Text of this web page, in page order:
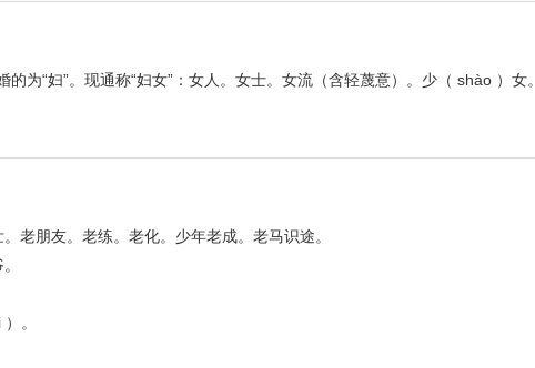
的为“妇”。现通称“妇女”：女人。女士。女流（含轻蔑意）。少（ shào ）女。
老朋友。老练。老化。少年老成。老马识途。
。